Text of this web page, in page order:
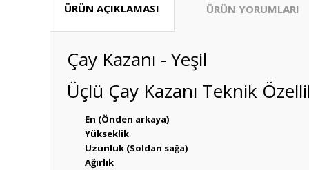
ÜRÜN AÇIKLAMASI ÜRÜN YORUMLARI
Çay Kazanı - Yeşil
Üçlü Çay Kazanı Teknik
En (Önden arkaya)
Yükseklik
Uzunluk (Soldan sağa)
Ağırlık